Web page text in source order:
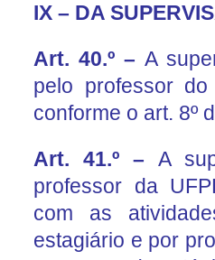
IX – DA
Art. 40.º – A
pelo professor
conforme o art. 8º
Art. 41.º – A
professor da
com as
estagiário e por